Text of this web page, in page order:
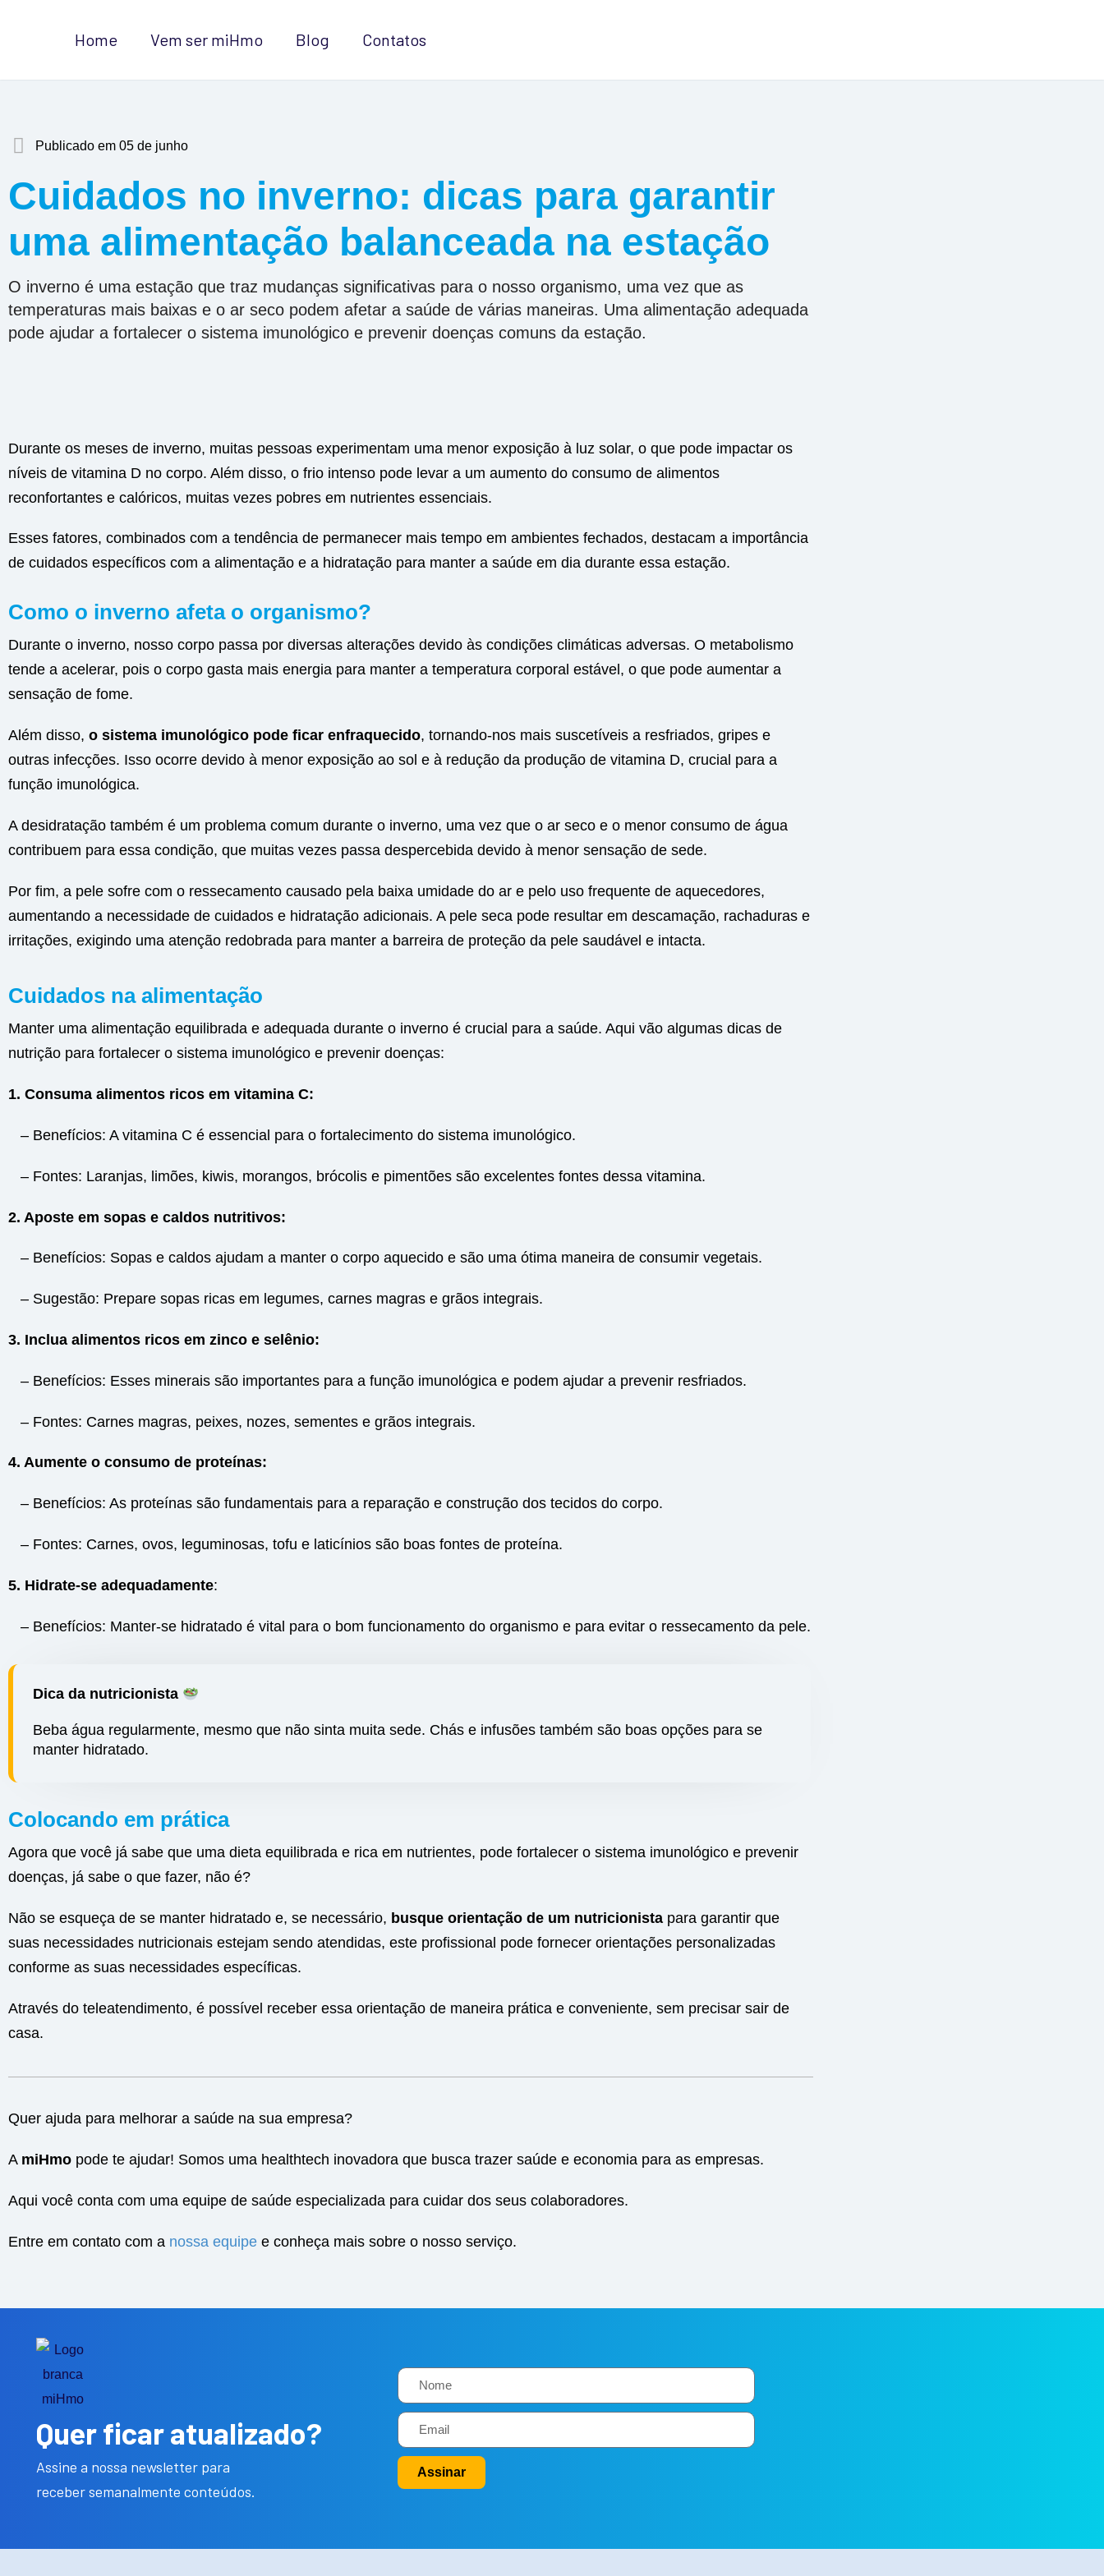
Home Vem ser miHmo Blog Contatos
Publicado em 05 de junho
Cuidados no inverno: dicas para garantir
uma alimentação balanceada na estação
O inverno é uma estação que traz mudanças significativas para o nosso organismo, uma vez que as
temperaturas mais baixas e o ar seco podem afetar a saúde de várias maneiras. Uma alimentação adequada
pode ajudar a fortalecer o sistema imunológico e prevenir doenças comuns da estação.
Durante os meses de inverno, muitas pessoas experimentam uma menor exposição à luz solar, o que pode impactar os
níveis de vitamina D no corpo. Além disso, o frio intenso pode levar a um aumento do consumo de alimentos
reconfortantes e calóricos, muitas vezes pobres em nutrientes essenciais.
Esses fatores, combinados com a tendência de permanecer mais tempo em ambientes fechados, destacam a importância
de cuidados específicos com a alimentação e a hidratação para manter a saúde em dia durante essa estação.
Como o inverno afeta o organismo?
Durante o inverno, nosso corpo passa por diversas alterações devido às condições climáticas adversas. O metabolismo
tende a acelerar, pois o corpo gasta mais energia para manter a temperatura corporal estável, o que pode aumentar a
sensação de fome.
Além disso, o sistema imunológico pode ficar enfraquecido, tornando-nos mais suscetíveis a resfriados, gripes e
outras infecções. Isso ocorre devido à menor exposição ao sol e à redução da produção de vitamina D, crucial para a
função imunológica.
A desidratação também é um problema comum durante o inverno, uma vez que o ar seco e o menor consumo de água
contribuem para essa condição, que muitas vezes passa despercebida devido à menor sensação de sede.
Por fim, a pele sofre com o ressecamento causado pela baixa umidade do ar e pelo uso frequente de aquecedores,
aumentando a necessidade de cuidados e hidratação adicionais. A pele seca pode resultar em descamação, rachaduras e
irritações, exigindo uma atenção redobrada para manter a barreira de proteção da pele saudável e intacta.
Cuidados na alimentação
Manter uma alimentação equilibrada e adequada durante o inverno é crucial para a saúde. Aqui vão algumas dicas de
nutrição para fortalecer o sistema imunológico e prevenir doenças:
1. Consuma alimentos ricos em vitamina C:
– Benefícios: A vitamina C é essencial para o fortalecimento do sistema imunológico.
– Fontes: Laranjas, limões, kiwis, morangos, brócolis e pimentões são excelentes fontes dessa vitamina.
2. Aposte em sopas e caldos nutritivos:
– Benefícios: Sopas e caldos ajudam a manter o corpo aquecido e são uma ótima maneira de consumir vegetais.
– Sugestão: Prepare sopas ricas em legumes, carnes magras e grãos integrais.
3. Inclua alimentos ricos em zinco e selênio:
– Benefícios: Esses minerais são importantes para a função imunológica e podem ajudar a prevenir resfriados.
– Fontes: Carnes magras, peixes, nozes, sementes e grãos integrais.
4. Aumente o consumo de proteínas:
– Benefícios: As proteínas são fundamentais para a reparação e construção dos tecidos do corpo.
– Fontes: Carnes, ovos, leguminosas, tofu e laticínios são boas fontes de proteína.
5. Hidrate-se adequadamente:
– Benefícios: Manter-se hidratado é vital para o bom funcionamento do organismo e para evitar o ressecamento da pele.
Dica da nutricionista
Beba água regularmente, mesmo que não sinta muita sede. Chás e infusões também são boas opções para se
manter hidratado.
Colocando em prática
Agora que você já sabe que uma dieta equilibrada e rica em nutrientes, pode fortalecer o sistema imunológico e prevenir
doenças, já sabe o que fazer, não é?
Não se esqueça de se manter hidratado e, se necessário, busque orientação de um nutricionista para garantir que
suas necessidades nutricionais estejam sendo atendidas, este profissional pode fornecer orientações personalizadas
conforme as suas necessidades específicas.
Através do teleatendimento, é possível receber essa orientação de maneira prática e conveniente, sem precisar sair de
casa.
Quer ajuda para melhorar a saúde na sua empresa?
A miHmo pode te ajudar! Somos uma healthtech inovadora que busca trazer saúde e economia para as empresas.
Aqui você conta com uma equipe de saúde especializada para cuidar dos seus colaboradores.
Entre em contato com a nossa equipe e conheça mais sobre o nosso serviço.
Quer ficar atualizado?
Assine a nossa newsletter para
receber semanalmente conteúdos.
Assinar